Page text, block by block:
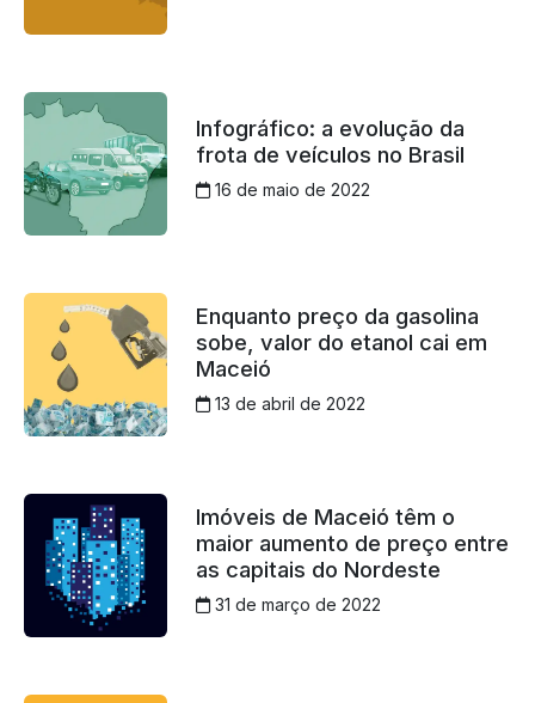
Infográfico: a evolução da
frota de veículos no Brasil
16 de maio de 2022
Enquanto preço da gasolina
sobe, valor do etanol cai em
Maceió
13 de abril de 2022
Imóveis de Maceió têm o
maior aumento de preço entre
as capitais do Nordeste
31 de março de 2022